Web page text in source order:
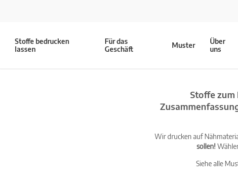
Stoffe bedrucken
lassen
Für das
Geschäft
Muster
Über
uns
Stoffe
Wir drucken auf
sollen!
Siehe alle